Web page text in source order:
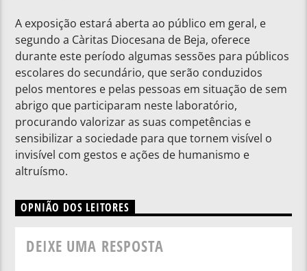
A exposição estará aberta ao público em geral, e
segundo a Càritas Diocesana de Beja, oferece
durante este período algumas sessões para públicos
escolares do secundário, que serão conduzidos
pelos mentores e pelas pessoas em situação de sem
abrigo que participaram neste laboratório,
procurando valorizar as suas competências e
sensibilizar a sociedade para que tornem visível o
invisível com gestos e ações de humanismo e
altruísmo.
OPNIÃO DOS LEITORES
DEIXE UMA RESPOSTA